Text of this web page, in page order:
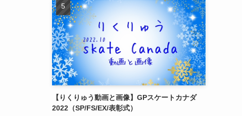
【りくりゅう動画と画像】GPスケートカナダ
2022（SP/FS/EX/表彰式）